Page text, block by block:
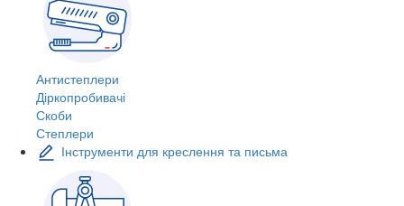
Антистеплери
Діркопробивачі
Скоби
Степлери
Інструменти для креслення та письма